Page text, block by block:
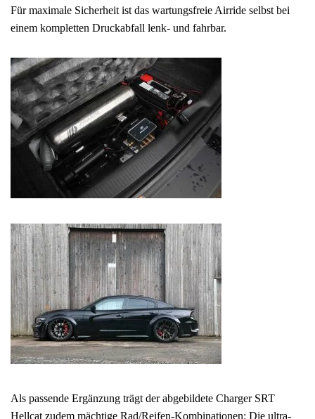
Für maximale Sicherheit ist das wartungsfreie Airride selbst bei
einem kompletten Druckabfall lenk- und fahrbar.
Als passende Ergänzung trägt der abgebildete Charger SRT
Hellcat zudem mächtige Rad/Reifen-Kombinationen: Die ultra-